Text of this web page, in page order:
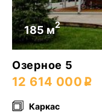
185 м2
Озерное 5
12 614 000
Каркас